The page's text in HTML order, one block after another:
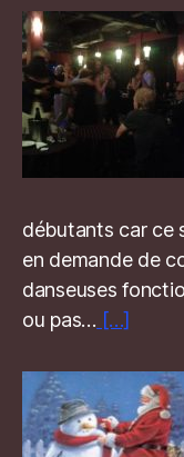
débutants car ce
en demande de
danseuses
ou pas… […]